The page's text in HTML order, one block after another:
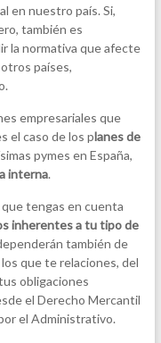
en nuestro país. Si,
también es
la normativa que afecte
países,
empresariales que
el caso de los planes de
pymes en España,
interna.
tengas en cuenta
inherentes a tu tipo de
también de
que te relaciones, del
obligaciones
el Derecho Mercantil
el Administrativo.